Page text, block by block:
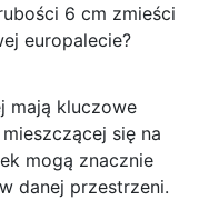
6 cm zmieści
europalecie?
mają kluczowe
się na
mogą znacznie
danej przestrzeni.